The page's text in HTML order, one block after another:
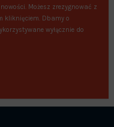
Możesz zrezygnować z
kliknięciem. Dbamy o
wyłącznie do